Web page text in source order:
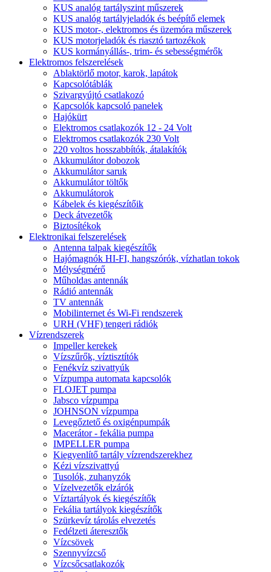
KUS analóg tartályszint műszerek
KUS analóg tartályjeladók és beépítő elemek
KUS motor-, elektromos és üzemóra műszerek
KUS motorjeladók és riasztó tartozékok
KUS kormányállás-, trim- és sebességmérők
Elektromos felszerelések
Ablaktörlő motor, karok, lapátok
Kapcsolótáblák
Szivargyújtó csatlakozó
Kapcsolók kapcsoló panelek
Hajókürt
Elektromos csatlakozók 12 - 24 Volt
Elektromos csatlakozók 230 Volt
220 voltos hosszabbítók, átalakítók
Akkumulátor dobozok
Akkumulátor saruk
Akkumulátor töltők
Akkumulátorok
Kábelek és kiegészítőik
Deck átvezetők
Biztosítékok
Elektronikai felszerelések
Antenna talpak kiegészítők
Hajómagnók HI-FI, hangszórók, vízhatlan tokok
Mélységmérő
Műholdas antennák
Rádió antennák
TV antennák
Mobilinternet és Wi-Fi rendszerek
URH (VHF) tengeri rádiók
Vízrendszerek
Impeller kerekek
Vízszűrők, víztisztítók
Fenékvíz szivattyúk
Vízpumpa automata kapcsolók
FLOJET pumpa
Jabsco vízpumpa
JOHNSON vízpumpa
Levegőztető és oxigénpumpák
Macerátor - fekália pumpa
IMPELLER pumpa
Kiegyenlítő tartály vízrendszerekhez
Kézi vízszivattyú
Tusolók, zuhanyzók
Vízelvezetők elzárók
Víztartályok és kiegészítők
Fekália tartályok kiegészítők
Szürkevíz tárolás elvezetés
Fedélzeti áteresztők
Vízcsövek
Szennyvízcső
Vízcsőcsatlakozók